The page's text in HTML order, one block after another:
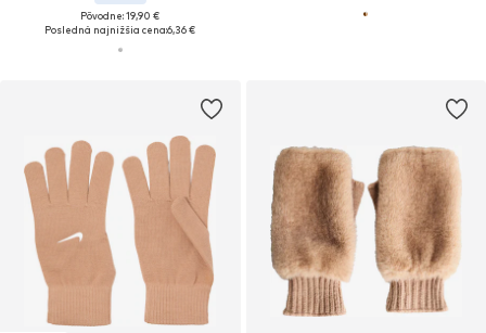
Pôvodne: 19,90 €
Posledná najnižšia cena:6,36 €